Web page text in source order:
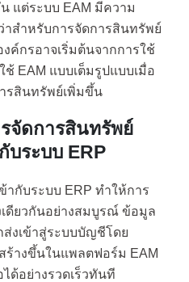
แต่ระบบ EAM มีความ
สำหรับการจัดการสินทรัพย์
ค์กรอาจเริ่มต้นจากการใช้
EAM แบบเต็มรูปแบบเมื่อ
รสินทรัพย์เพิ่มขึ้น
จัดการสินทรัพย์
บระบบ ERP
ากับระบบ ERP ทำให้การ
ดียวกันอย่างสมบูรณ์ ข้อมูล
ส่งเข้าสู่ระบบบัญชีโดย
างขึ้นในแพลตฟอร์ม EAM
ด้อย่างรวดเร็วทันที